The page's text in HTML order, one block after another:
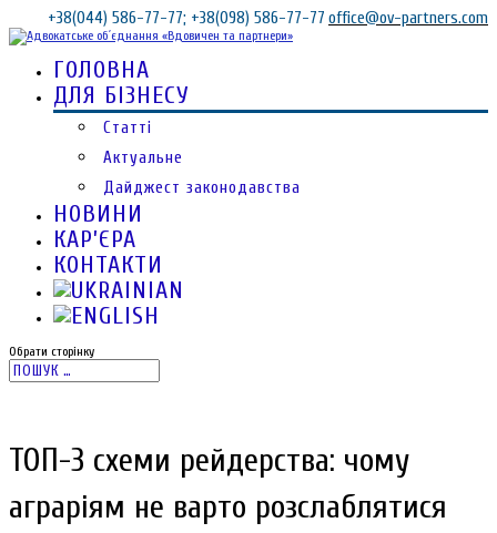
+38(044) 586-77-77; +38(098) 586-77-77 office@ov-partners.com
ГОЛОВНА
ДЛЯ БІЗНЕСУ
Статті
Актуальне
Дайджест законодавства
НОВИНИ
КАР’ЄРА
КОНТАКТИ
Обрати сторінку
ТОП-3 схеми рейдерства: чому
аграріям не варто розслаблятися